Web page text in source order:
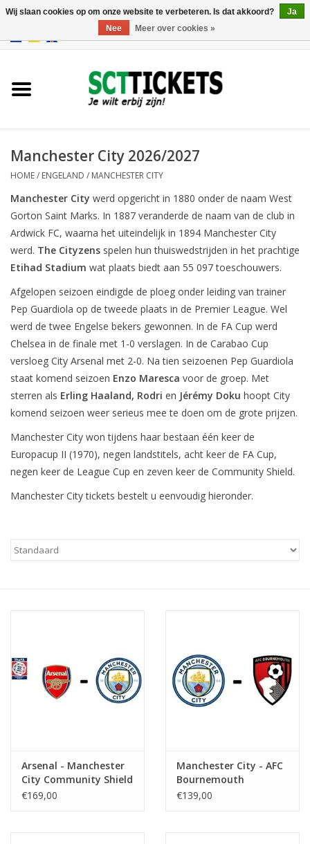
Frankrijk
Manchester City 2026/2027
HOME/ ENGELAND / MANCHESTER CITY
Manchester City werd opgericht in 1880 onder de naam West
Gorton Saint Marks. In 1887 veranderde de naam van de club in
Ardwick FC, waarna het uiteindelijk in 1894 Manchester City
werd. The Cityzens spelen hun thuiswedstrijden in het prachtige
Etihad Stadium wat plaats biedt aan 55 097 toeschouwers.
Afgelopen seizoen eindigde de ploeg onder leiding van trainer
Pep Guardiola op de tweede plaats in de Premier League. Wel
werd de twee Engelse bekers gewonnen. In de FA Cup werd
Chelsea in de finale met 1-0 verslagen. In de Carabao Cup
versloeg City Arsenal met 2-0. Na tien seizoenen Pep Guardiola
staat komend seizoen Enzo Maresca voor de groep. Met
sterren als Erling Haaland, Rodri en Jérémy Doku hoopt City
komend seizoen weer serieus mee te doen om de grote prijzen.
Manchester City won tijdens haar bestaan één keer de
Europacup II (1970), negen landstitels, acht keer de FA Cup,
negen keer de League Cup en zeven keer de Community Shield.
Manchester City tickets bestelt u eenvoudig hieronder.
Arsenal - Manchester
City Community Shield
€169,00
Manchester City - AFC
Bournemouth
€139,00
Wij slaan cookies op om onze website te verbeteren. Is dat akkoord?
Ja
Nee
Meer over cookies »